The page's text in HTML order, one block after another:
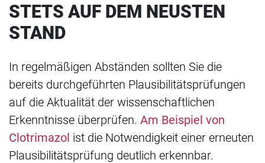
STETS AUF DEM NEUSTEN
STAND
In regelmäßigen Abständen sollten Sie die
bereits durchgeführten Plausibilitätsprüfungen
auf die Aktualität der wissenschaftlichen
Erkenntnisse überprüfen. Am Beispiel von
Clotrimazol ist die Notwendigkeit einer erneuten
Plausibilitätsprüfung deutlich erkennbar.